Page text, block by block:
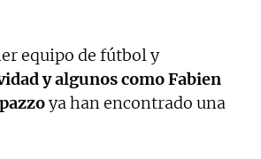
equipo de fútbol y
y algunos como Fabien
ya han encontrado una